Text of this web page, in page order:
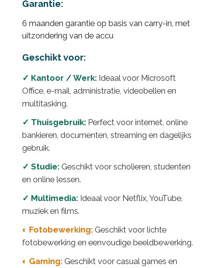
Garantie:
6 maanden garantie op basis van carry-in, met
uitzondering van de accu
Geschikt voor:
✓ Kantoor / Werk:Ideaal voor Microsoft
Office, e-mail, administratie, videobellen en
multitasking.
✓ Thuisgebruik:Perfect voor internet, online
bankieren, documenten, streaming en dagelijks
gebruik.
✓ Studie:Geschikt voor scholieren, studenten
en online lessen.
✓ Multimedia:Ideaal voor Netflix, YouTube,
muziek en films.
◐ Fotobewerking:Geschikt voor lichte
fotobewerking en eenvoudige beeldbewerking.
◐ Gaming:Geschikt voor casual games en